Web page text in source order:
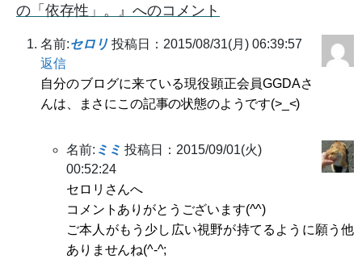
の「依存性」。』へのコメント
名前:セロリ 投稿日：2015/08/31(月) 06:39:57
返信
自分のブログに来ている現役顕正会員GGDAさ
んは、まさにこの記事の状態のようです(>_<)
名前: ミミ 投稿日：2015/09/01(火)
00:52:24
セロリさんへ
コメントありがとうございます(^^)
ご本人がもう少し広い視野が持てるように願う他
ありませんね(^-^;